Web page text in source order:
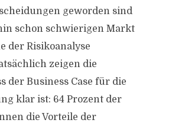
geworden sind
schon schwierigen Markt
der Risikoanalyse
zeigen die
der Business Case für die
klar ist: 64 Prozent der
die Vorteile der